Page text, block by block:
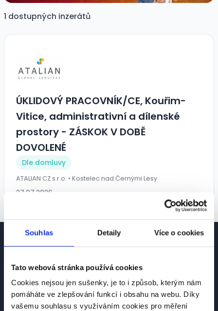
Souhlas Detaily Více o cookies
Tato webová stránka používá cookies
Cookies nejsou jen sušenky, je to i způsob, kterým nám
pomáháte ve zlepšování funkcí i obsahu na webu. Díky
vašemu souhlasu s využíváním cookies pro měření
1 dostupných inzerátů
ÚKLIDOVÝ PRACOVNÍK/CE, Kouřim-
Vitice, administrativní a dílenské
prostory - ZÁSKOK V DOBĚ
DOVOLENÉ
Dle domluvy
ATALIAN CZ s.r.o. • Kostelec nad Černými Lesy
27.07.2026
Česká platforma pro hledání práce a talentů.
Spojujeme kandidáty se zaměstnavateli.